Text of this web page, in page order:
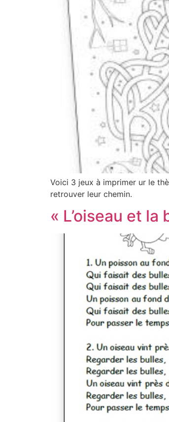
Voici 3 jeux à imprimer ur le
retrouver leur chemin.
« L’oiseau et